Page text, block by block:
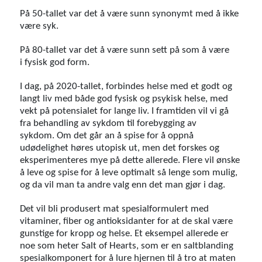
På 50-tallet var det å være sunn synonymt med å ikke
være syk.
På 80-tallet var det å være sunn sett på som å være
i fysisk god form.
I dag, på 2020-tallet, forbindes helse med et godt og
langt liv med både god fysisk og psykisk helse, med
vekt på potensialet for lange liv. I framtiden vil vi gå
fra behandling av sykdom til forebygging av
sykdom. Om det går an å spise for å oppnå
udødelighet høres utopisk ut, men det forskes og
eksperimenteres mye på dette allerede. Flere vil ønske
å leve og spise for å leve optimalt så lenge som mulig,
og da vil man ta andre valg enn det man gjør i dag.
Det vil bli produsert mat spesialformulert med
vitaminer, fiber og antioksidanter for at de skal være
gunstige for kropp og helse. Et eksempel allerede er
noe som heter Salt of Hearts, som er en saltblanding
spesialkomponert for å lure hjernen til å tro at maten